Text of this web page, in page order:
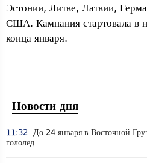
Эстонии, Литве, Латвии,
США. Кампания стартовала в
конца января.
Новости дня
11:32
До 24 января в Восточной
гололед